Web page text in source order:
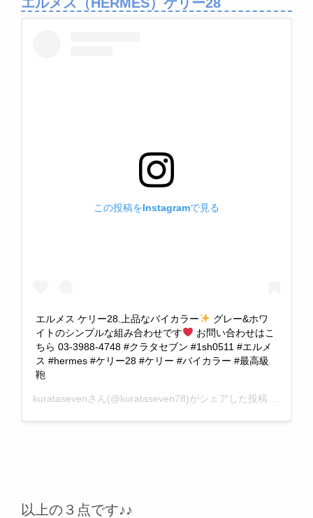
この投稿をInstagramで見る
エルメス ケリー28.上品なバイカラー
グレー&ホワ
イトのシンプルな組み合わせです
お問い合わせはこ
ちら 03-3988-4748 #クラタセブン #1sh0511 #エルメ
ス #hermes #ケリー28 #ケリー #バイカラー #最高級
鞄
kuratasevenさん(@kurataseven78)がシェアした投稿 –
以上の３点です♪♪